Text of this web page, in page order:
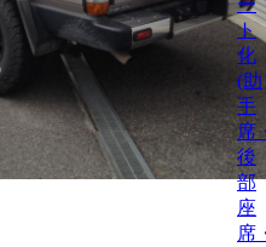
ー
ト
化
(助
手
席
後
部
座
席